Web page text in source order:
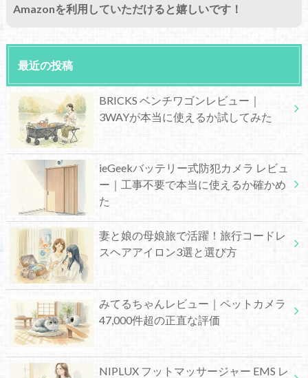
Amazonを利用していただけると嬉しいです！
最近の投稿
BRICKS ベンチワゴンレビュー｜
3WAYが本当に使えるか試してみた
ieGeekバッテリー式防犯カメラ レビュ
ー｜工事不要で本当に使えるか確かめ
た
妻と娘の母娘旅で活躍！旅行コードレ
スヘアアイロン3選と選び方
みてるちゃんレビュー｜ペットカメラ
47,000件超の正直な評価
NIPLUX フットマッサージャー EMS レ